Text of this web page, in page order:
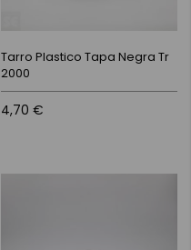
Tarro Plastico Tapa Negra Tr
2000
4,70 €